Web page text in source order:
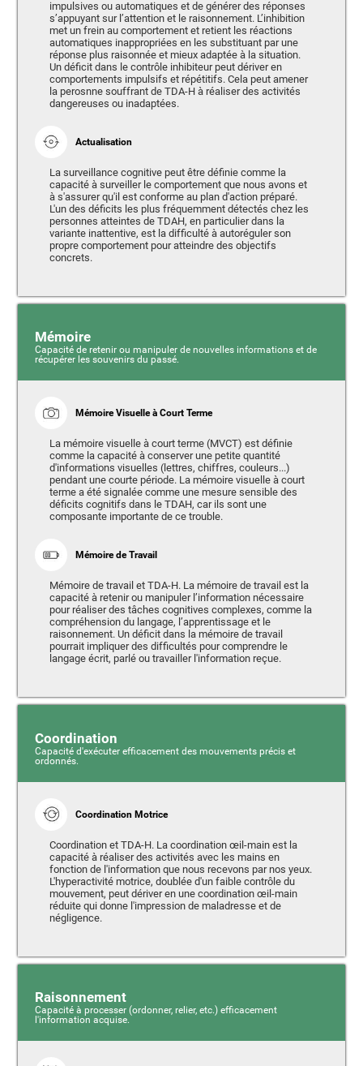
impulsives ou automatiques et de générer des réponses
s’appuyant sur l’attention et le raisonnement. L’inhibition
met un frein au comportement et retient les réactions
automatiques inappropriées en les substituant par une
réponse plus raisonnée et mieux adaptée à la situation.
Un déficit dans le contrôle inhibiteur peut dériver en
comportements impulsifs et répétitifs. Cela peut amener
la perosnne souffrant de TDA-H à réaliser des activités
dangereuses ou inadaptées.
Actualisation
La surveillance cognitive peut être définie comme la
capacité à surveiller le comportement que nous avons et
à s'assurer qu'il est conforme au plan d'action préparé.
L'un des déficits les plus fréquemment détectés chez les
personnes atteintes de TDAH, en particulier dans la
variante inattentive, est la difficulté à autoréguler son
propre comportement pour atteindre des objectifs
concrets.
Mémoire
Capacité de retenir ou manipuler de nouvelles informations et de
récupérer les souvenirs du passé.
Mémoire Visuelle à Court Terme
La mémoire visuelle à court terme (MVCT) est définie
comme la capacité à conserver une petite quantité
d'informations visuelles (lettres, chiffres, couleurs...)
pendant une courte période. La mémoire visuelle à court
terme a été signalée comme une mesure sensible des
déficits cognitifs dans le TDAH, car ils sont une
composante importante de ce trouble.
Mémoire de Travail
Mémoire de travail et TDA-H. La mémoire de travail est la
capacité à retenir ou manipuler l’information nécessaire
pour réaliser des tâches cognitives complexes, comme la
compréhension du langage, l’apprentissage et le
raisonnement. Un déficit dans la mémoire de travail
pourrait impliquer des difficultés pour comprendre le
langage écrit, parlé ou travailler l'information reçue.
Coordination
Capacité d'exécuter efficacement des mouvements précis et
ordonnés.
Coordination Motrice
Coordination et TDA-H. La coordination œil-main est la
capacité à réaliser des activités avec les mains en
fonction de l'information que nous recevons par nos yeux.
L'hyperactivité motrice, doublée d'un faible contrôle du
mouvement, peut dériver en une coordination œil-main
réduite qui donne l'impression de maladresse et de
négligence.
Raisonnement
Capacité à processer (ordonner, relier, etc.) efficacement
l'information acquise.